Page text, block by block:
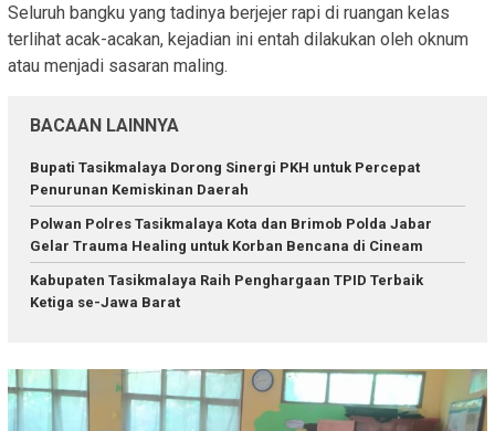
Seluruh bangku yang tadinya berjejer rapi di ruangan kelas
terlihat acak-acakan, kejadian ini entah dilakukan oleh oknum
atau menjadi sasaran maling.
BACAAN LAINNYA
Bupati Tasikmalaya Dorong Sinergi PKH untuk Percepat
Penurunan Kemiskinan Daerah
Polwan Polres Tasikmalaya Kota dan Brimob Polda Jabar
Gelar Trauma Healing untuk Korban Bencana di Cineam
Kabupaten Tasikmalaya Raih Penghargaan TPID Terbaik
Ketiga se-Jawa Barat